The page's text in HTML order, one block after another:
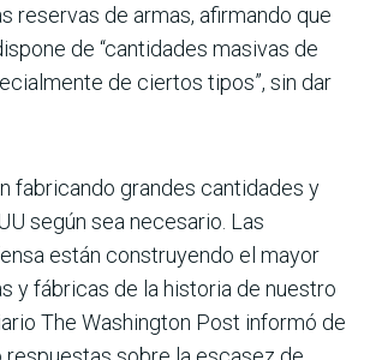
reservas de armas, afirmando que
de “cantidades masivas de
de ciertos tipos”, sin dar
fabricando grandes cantidades y
según sea necesario. Las
están construyendo el mayor
y fábricas de la historia de nuestro
The Washington Post informó de